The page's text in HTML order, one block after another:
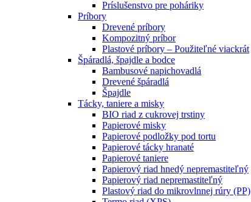
Príslušenstvo pre poháriky
Príbory
Drevené príbory
Kompozitný príbor
Plastové príbory – Použiteľné viackrát
Špáradlá, špajdle a bodce
Bambusové napichovadlá
Drevené špáradlá
Špajdle
Tácky, taniere a misky
BIO riad z cukrovej trstiny
Papierové misky
Papierové podložky pod tortu
Papierové tácky hranaté
Papierové taniere
Papierový riad hnedý nepremastiteľný
Papierový riad nepremastiteľný
Plastový riad do mikrovlnnej rúry (PP)